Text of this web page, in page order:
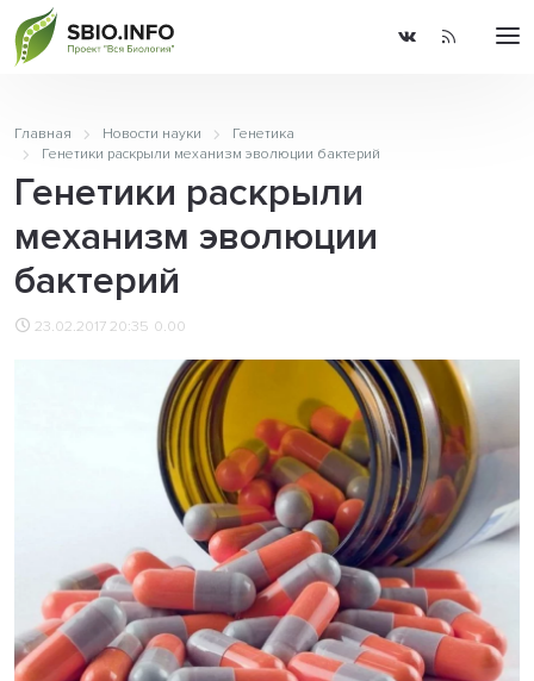
Главная Новости науки
Генетика
Генетики раскрыли механизм эволюции бактерий
Генетики раскрыли
механизм эволюции
бактерий
23.02.2017 20:35 0.00